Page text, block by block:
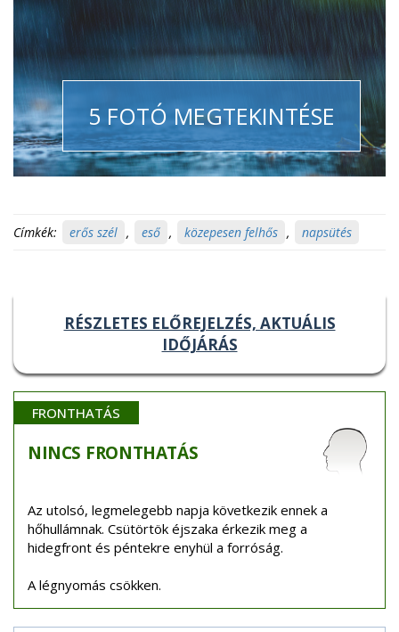
5 FOTÓ MEGTEKINTÉSE
Címkék: erős szél , eső , közepesen felhős , napsütés
RÉSZLETES ELŐREJELZÉS, AKTUÁLIS
IDŐJÁRÁS
FRONTHATÁS
NINCS FRONTHATÁS
Az utolsó, legmelegebb napja következik ennek a
hőhullámnak. Csütörtök éjszaka érkezik meg a
hidegfront és péntekre enyhül a forróság.
A légnyomás csökken.